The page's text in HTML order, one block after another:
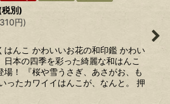
税別)
円)
はんこ かわいいお花の和印鑑 かわい
日本の四季を彩った綺麗な和はんこ
場！ 『桜や雪うさぎ、あさがお、も
ったカワイイはんこが、なんと。 押